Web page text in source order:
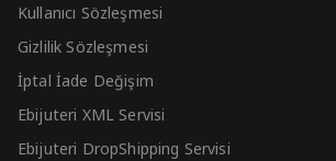
Kullanıcı Sözleşmesi
Gizlilik Sözleşmesi
İptal İade Değişim
Ebijuteri XML Servisi
Ebijuteri DropShipping Servisi